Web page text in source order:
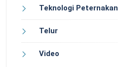
Teknologi Peternakan
Telur
Video